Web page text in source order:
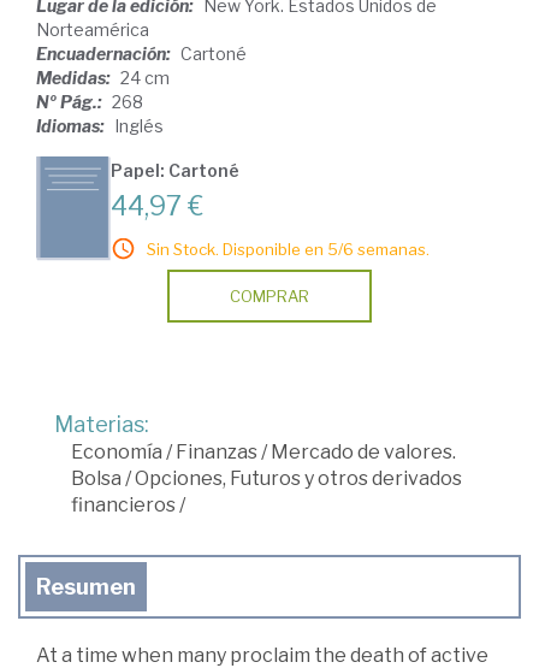
Lugar de la edición: New York. Estados Unidos de
Norteamérica
Encuadernación: Cartoné
Medidas: 24 cm
Nº Pág.: 268
Idiomas: Inglés
Papel: Cartoné
44,97 €
Sin Stock. Disponible en 5/6 semanas.
COMPRAR
Materias:
Economía /Finanzas/Mercado de valores.
Bolsa /Opciones, Futuros y otros derivados
financieros/
Resumen
At a time when many proclaim the death of active